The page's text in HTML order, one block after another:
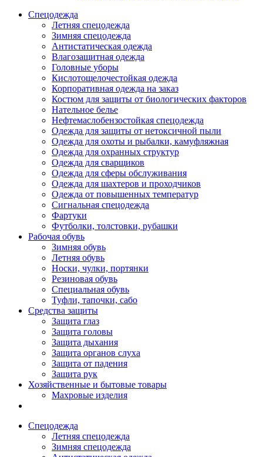
Спецодежда
Летняя спецодежда
Зимняя спецодежда
Антистатическая одежда
Влагозащитная одежда
Головные уборы
Кислотощелочестойкая одежда
Корпоративная одежда на заказ
Костюм для защиты от биологических факторов
Нательное белье
Нефтемаслобензостойкая спецодежда
Одежда для защиты от нетоксичной пыли
Одежда для охоты и рыбалки, камуфляжная
Одежда для охранных структур
Одежда для сварщиков
Одежда для сферы обслуживания
Одежда для шахтеров и проходчиков
Одежда от повышенных температур
Сигнальная спецодежда
Фартуки
Футболки, толстовки, рубашки
Рабочая обувь
Зимняя обувь
Летняя обувь
Носки, чулки, портянки
Резиновая обувь
Специальная обувь
Туфли, тапочки, сабо
Средства защиты
Защита глаз
Защита головы
Защита дыхания
Защита органов слуха
Защита от падения
Защита рук
Хозяйственные и бытовые товары
Махровые изделия
Спецодежда
Летняя спецодежда
Зимняя спецодежда